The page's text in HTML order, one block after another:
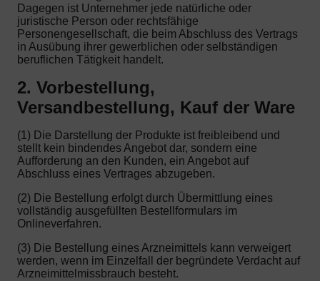
Dagegen ist Unternehmer jede natürliche oder
juristische Person oder rechtsfähige
Personengesellschaft, die beim Abschluss des Vertrags
in Ausübung ihrer gewerblichen oder selbständigen
beruflichen Tätigkeit handelt.
2. Vorbestellung,
Versandbestellung, Kauf der Ware
(1) Die Darstellung der Produkte ist freibleibend und
stellt kein bindendes Angebot dar, sondern eine
Aufforderung an den Kunden, ein Angebot auf
Abschluss eines Vertrages abzugeben.
(2) Die Bestellung erfolgt durch Übermittlung eines
vollständig ausgefüllten Bestellformulars im
Onlineverfahren.
(3) Die Bestellung eines Arzneimittels kann verweigert
werden, wenn im Einzelfall der begründete Verdacht auf
Arzneimittelmissbrauch besteht.